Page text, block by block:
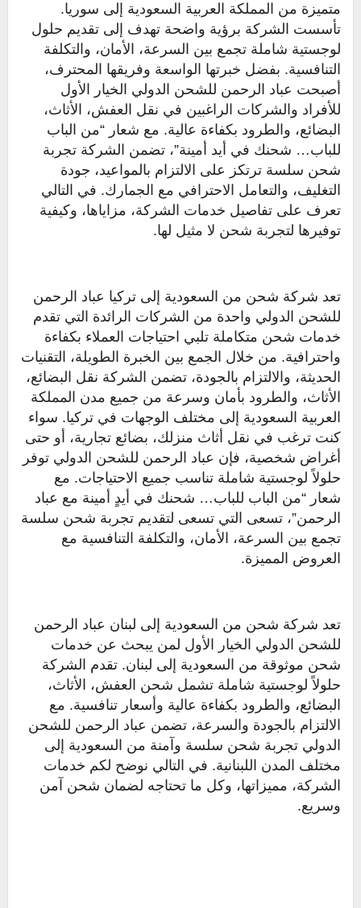
متميزة من المملكة العربية السعودية إلى سوريا.
تأسست الشركة برؤية واضحة تهدف إلى تقديم حلول
لوجستية شاملة تجمع بين السرعة، الأمان، والتكلفة
التنافسية. بفضل خبرتها الواسعة وفريقها المحترف،
أصبحت عباد الرحمن للشحن الدولي الخيار الأول
للأفراد والشركات الراغبين في نقل العفش، الأثاث،
البضائع، والطرود بكفاءة عالية. مع شعار “من الباب
للباب… شحنك في أيد أمينة”، تضمن الشركة تجربة
شحن سلسة ترتكز على الالتزام بالمواعيد، جودة
التغليف، والتعامل الاحترافي مع الجمارك. في التالي
تعرف على تفاصيل خدمات الشركة، مزاياها، وكيفية
توفيرها لتجربة شحن لا مثيل لها.
تعد شركة شحن من السعودية إلى تركيا عباد الرحمن
للشحن الدولي واحدة من الشركات الرائدة التي تقدم
خدمات شحن متكاملة تلبي احتياجات العملاء بكفاءة
واحترافية. من خلال الجمع بين الخبرة الطويلة، التقنيات
الحديثة، والالتزام بالجودة، تضمن الشركة نقل البضائع،
الأثاث، والطرود بأمان وسرعة من جميع مدن المملكة
العربية السعودية إلى مختلف الوجهات في تركيا. سواء
كنت ترغب في نقل أثاث منزلك، بضائع تجارية، أو حتى
أغراض شخصية، فإن عباد الرحمن للشحن الدولي توفر
حلولاً لوجستية شاملة تناسب جميع الاحتياجات. مع
شعار “من الباب للباب… شحنك في أيدٍ أمينة مع عباد
الرحمن”، تسعى التي تسعى لتقديم تجربة شحن سلسة
تجمع بين السرعة، الأمان، والتكلفة التنافسية مع
العروض المميزة.
تعد شركة شحن من السعودية إلى لبنان عباد الرحمن
للشحن الدولي الخيار الأول لمن يبحث عن خدمات
شحن موثوقة من السعودية إلى لبنان. تقدم الشركة
حلولاً لوجستية شاملة تشمل شحن العفش، الأثاث،
البضائع، والطرود بكفاءة عالية وأسعار تنافسية. مع
الالتزام بالجودة والسرعة، تضمن عباد الرحمن للشحن
الدولي تجربة شحن سلسة وآمنة من السعودية إلى
مختلف المدن اللبنانية. في التالي نوضح لكم خدمات
الشركة، مميزاتها، وكل ما تحتاجه لضمان شحن آمن
وسريع.